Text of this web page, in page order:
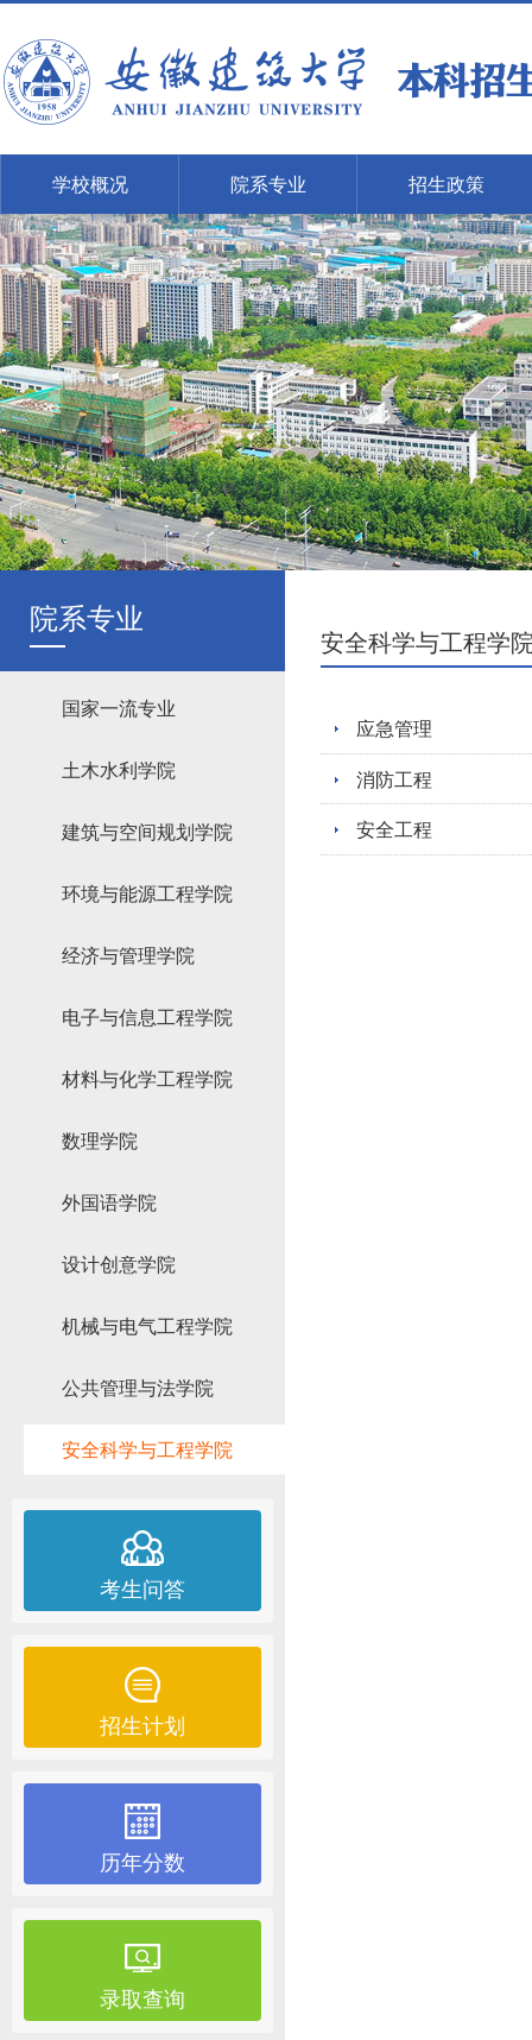
学校概况 院系专业 招生政策
院系专业
国家一流专业
土木水利学院
建筑与空间规划学院
环境与能源工程学院
经济与管理学院
电子与信息工程学院
材料与化学工程学院
数理学院
外国语学院
设计创意学院
机械与电气工程学院
公共管理与法学院
安全科学与工程学院
考生问答
招生计划
历年分数
录取查询
安全科学与工程学
应急管理
消防工程
安全工程